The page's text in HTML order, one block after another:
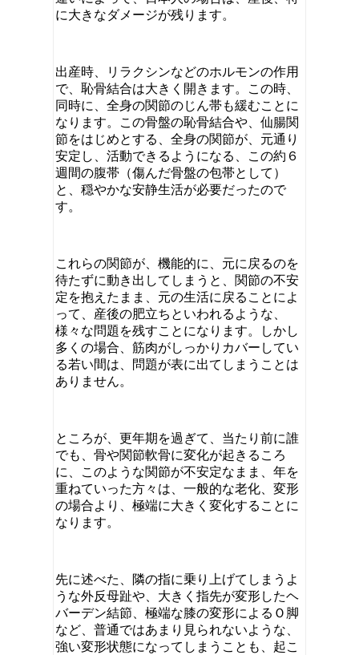
に大きなダメージが残ります。
出産時、リラクシンなどのホルモンの作用
で、恥骨結合は大きく開きます。この時、
同時に、全身の関節のじん帯も緩むことに
なります。この骨盤の恥骨結合や、仙腸関
節をはじめとする、全身の関節が、元通り
安定し、活動できるようになる、この約６
週間の腹帯（傷んだ骨盤の包帯として）
と、穏やかな安静生活が必要だったので
す。
これらの関節が、機能的に、元に戻るのを
待たずに動き出してしまうと、関節の不安
定を抱えたまま、元の生活に戻ることによ
って、産後の肥立ちといわれるような、
様々な問題を残すことになります。しかし
多くの場合、筋肉がしっかりカバーしてい
る若い間は、問題が表に出てしまうことは
ありません。
ところが、更年期を過ぎて、当たり前に誰
でも、骨や関節軟骨に変化が起きるころ
に、このような関節が不安定なまま、年を
重ねていった方々は、一般的な老化、変形
の場合より、極端に大きく変化することに
なります。
先に述べた、隣の指に乗り上げてしまうよ
うな外反母趾や、大きく指先が変形したヘ
バーデン結節、極端な膝の変形によるＯ脚
など、普通ではあまり見られないような、
強い変形状態になってしまうことも、起こ